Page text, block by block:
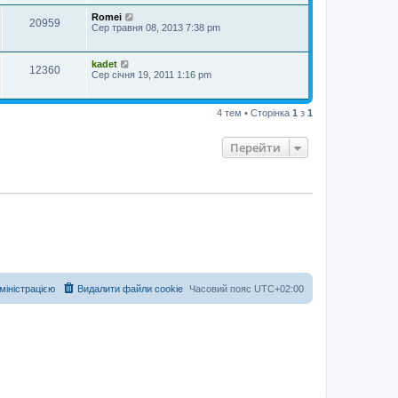
я
м
л
е
н
я
20959
Romei
Сер травня 08, 2013 7:38 pm
12360
kadet
Сер січня 19, 2011 1:16 pm
4 тем • Сторінка 1 з 1
Перейти
Часовий пояс UTC+02:00
Видалити файли cookie